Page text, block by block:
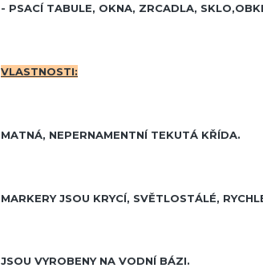
- PSACÍ TABULE, OKNA, ZRCADLA,
VLASTNOSTI:
MATNÁ, NEPERNAMENTNÍ TEKUTÁ KŘÍDA.
MARKERY JSOU KRYCÍ, SVĚTLOSTÁLÉ,
JSOU VYROBENY NA VODNÍ BÁZI.